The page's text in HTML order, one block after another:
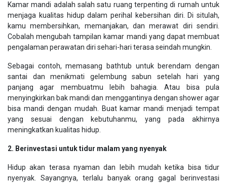
Kamar mandi adalah salah satu ruang terpenting di rumah untuk
menjaga kualitas hidup dalam perihal kebersihan diri. Di situlah,
kamu membersihkan, memanjakan, dan merawat diri sendiri.
Cobalah mengubah tampilan kamar mandi yang dapat membuat
pengalaman perawatan diri sehari-hari terasa seindah mungkin.
Sebagai contoh, memasang bathtub untuk berendam dengan
santai dan menikmati gelembung sabun setelah hari yang
panjang agar membuatmu lebih bahagia. Atau bisa pula
menyingkirkan bak mandi dan menggantinya dengan shower agar
bisa mandi dengan mudah. Buat kamar mandi menjadi tempat
yang sesuai dengan kebutuhanmu, yang pada akhirnya
meningkatkan kualitas hidup.
2. Berinvestasi untuk tidur malam yang nyenyak
Hidup akan terasa nyaman dan lebih mudah ketika bisa tidur
nyenyak. Sayangnya, terlalu banyak orang gagal berinvestasi